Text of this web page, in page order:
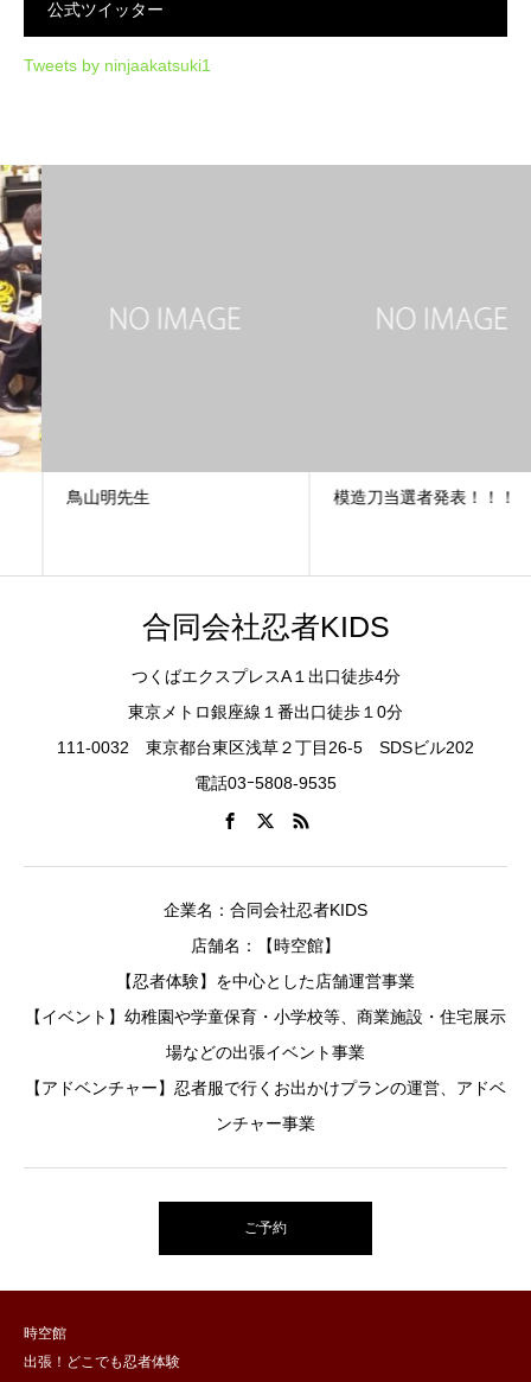
公式ツイッター
Tweets by ninjaakatsuki1
鳥山明先生 模造刀当選者発表！！！
合同会社忍者KIDS
つくばエクスプレスA１出口徒歩4分
東京メトロ銀座線１番出口徒歩１0分
111-0032 東京都台東区浅草２丁目26-5 SDSビル202
電話03ｰ5808-9535
企業名：合同会社忍者KIDS
店舗名：【時空館】
【忍者体験】を中心とした店舗運営事業
【イベント】幼稚園や学童保育・小学校等、商業施設・住宅展示
場などの出張イベント事業
【アドベンチャー】忍者服で行くお出かけプランの運営、アドベ
ンチャー事業
ご予約
時空館
出張！どこでも忍者体験